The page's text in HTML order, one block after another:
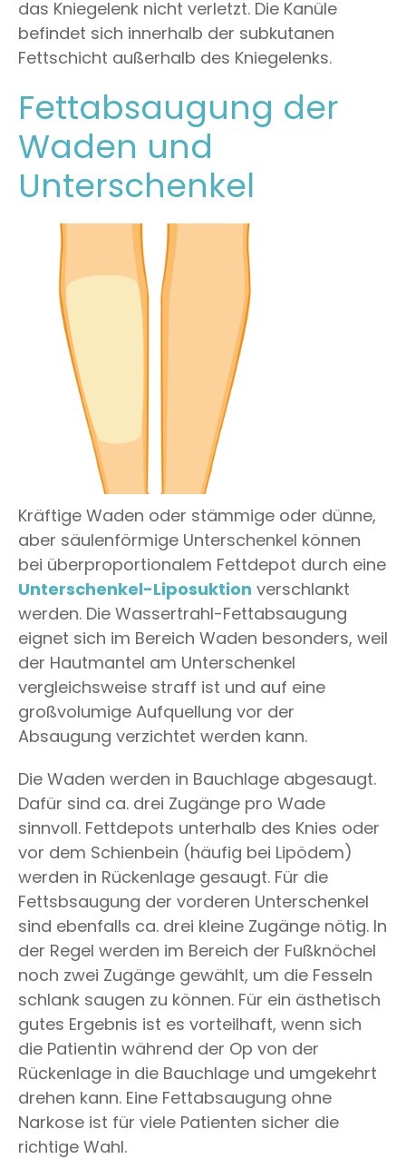
das Kniegelenk nicht verletzt. Die Kanüle
befindet sich innerhalb der subkutanen
Fettschicht außerhalb des Kniegelenks.
Fettabsaugung der
Waden und
Unterschenkel
Kräftige Waden oder stämmige oder dünne,
aber säulenförmige Unterschenkel können
bei überproportionalem Fettdepot durch eine
Unterschenkel-Liposuktion verschlankt
werden. Die Wassertrahl-Fettabsaugung
eignet sich im Bereich Waden besonders, weil
der Hautmantel am Unterschenkel
vergleichsweise straff ist und auf eine
großvolumige Aufquellung vor der
Absaugung verzichtet werden kann.
Die Waden werden in Bauchlage abgesaugt.
Dafür sind ca. drei Zugänge pro Wade
sinnvoll. Fettdepots unterhalb des Knies oder
vor dem Schienbein (häufig bei Lipödem)
werden in Rückenlage gesaugt. Für die
Fettsbsaugung der vorderen Unterschenkel
sind ebenfalls ca. drei kleine Zugänge nötig. In
der Regel werden im Bereich der Fußknöchel
noch zwei Zugänge gewählt, um die Fesseln
schlank saugen zu können. Für ein ästhetisch
gutes Ergebnis ist es vorteilhaft, wenn sich
die Patientin während der Op von der
Rückenlage in die Bauchlage und umgekehrt
drehen kann. Eine Fettabsaugung ohne
Narkose ist für viele Patienten sicher die
richtige Wahl.